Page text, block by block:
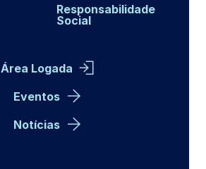
Responsabilidade
Social
Área Logada
Eventos
Notícias